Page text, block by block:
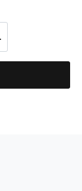
Wert